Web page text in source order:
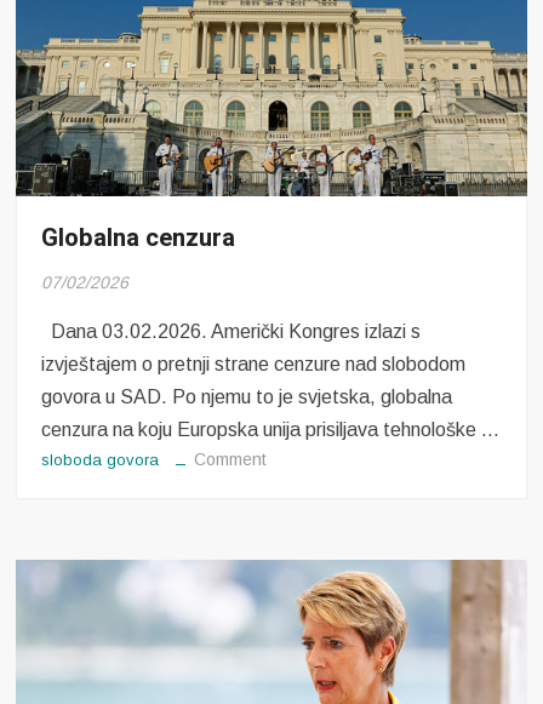
Globalna cenzura
07/02/2026
Dana 03.02.2026. Američki Kongres izlazi s
izvještajem o pretnji strane cenzure nad slobodom
govora u SAD. Po njemu to je svjetska, globalna
cenzura na koju Europska unija prisiljava tehnološke …
sloboda govora Commenton